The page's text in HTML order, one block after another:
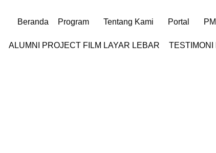
Beranda Program Tentang Kami Portal
ALUMNI PROJECT FILM LAYAR LEBAR TESTIMONI